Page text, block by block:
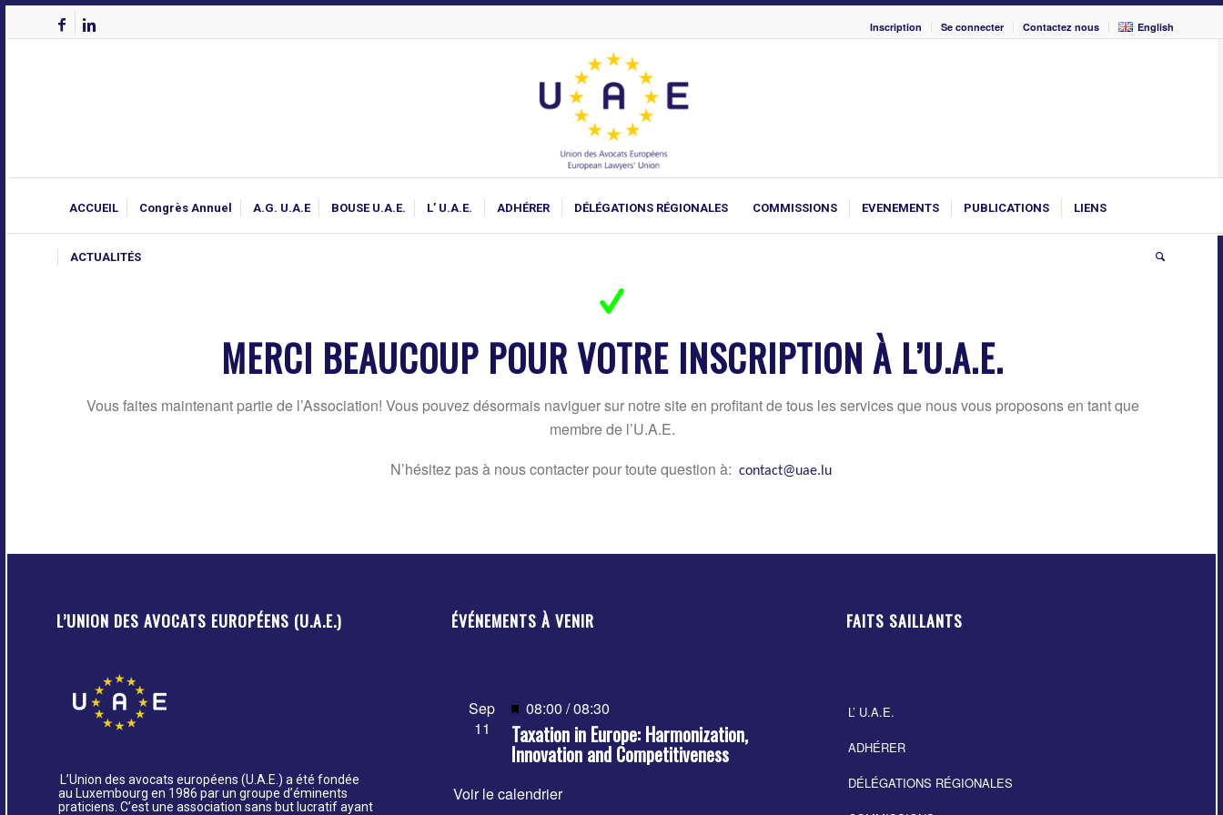
Inscription Se connecter Contactez nous English
ACCUEIL Congrès Annuel A.G. U.A.E BOUSE U.A.E. L’ U.A.E. ADHÉRER DÉLÉGATIONS RÉGIONALES COMMISSIONS EVENEMENTS PUBLICATIONS LIENS
ACTUALITÉS
MERCI BEAUCOUP POUR VOTRE INSCRIPTION À L’U.A.E.
Vous faites maintenant partie de l’Association! Vous pouvez désormais naviguer sur notre site en profitant de tous les services que nous vous proposons en tant que
membre de l’U.A.E.
N’hésitez pas à nous contacter pour toute question à: contact@uae.lu
L’UNION DES AVOCATS EUROPÉENS (U.A.E.)
L’Union des avocats européens (U.A.E.) a été fondée
au Luxembourg en 1986 par un groupe d’éminents
praticiens. C’est une association sans but lucratif ayant
ÉVÉNEMENTS À VENIR
Sep
11
Mis
en
avant
08:00 /08:30
Taxation in Europe: Harmonization,
Innovation and Competitiveness
Voir le calendrier
FAITS SAILLANTS
L’ U.A.E.
ADHÉRER
DÉLÉGATIONS RÉGIONALES